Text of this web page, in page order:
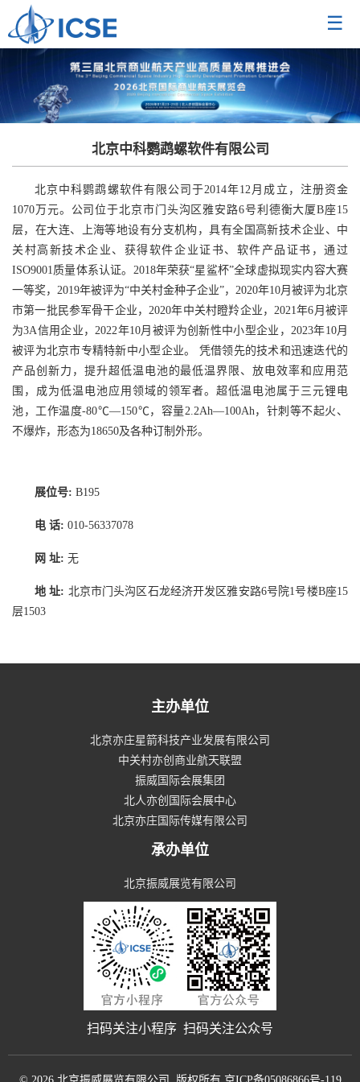
☰
北京中科鹦鹉螺软件有限公司
北京中科鹦鹉螺软件有限公司于2014年12月成立，注册资金
1070万元。公司位于北京市门头沟区雅安路6号利德衡大厦B座15
层，在大连、上海等地设有分支机构，具有全国高新技术企业、中
关村高新技术企业、获得软件企业证书、软件产品证书，通过
ISO9001质量体系认证。2018年荣获“星鲨杯”全球虚拟现实内容大赛
一等奖，2019年被评为“中关村金种子企业”，2020年10月被评为北京
市第一批民参军骨干企业，2020年中关村瞪羚企业，2021年6月被评
为3A信用企业，2022年10月被评为创新性中小型企业，2023年10月
被评为北京市专精特新中小型企业。 凭借领先的技术和迅速迭代的
产品创新力，提升超低温电池的最低温界限、放电效率和应用范
围，成为低温电池应用领域的领军者。超低温电池属于三元锂电
池，工作温度-80℃—150℃，容量2.2Ah—100Ah，针刺等不起火、
不爆炸，形态为18650及各种订制外形。
展位号: B195
电 话: 010-56337078
网 址: 无
地 址: 北京市门头沟区石龙经济开发区雅安路6号院1号楼B座15
层1503
主办单位
北京亦庄星箭科技产业发展有限公司
中关村亦创商业航天联盟
振威国际会展集团
北人亦创国际会展中心
北京亦庄国际传媒有限公司
承办单位
北京振威展览有限公司
扫码关注小程序 扫码关注公众号